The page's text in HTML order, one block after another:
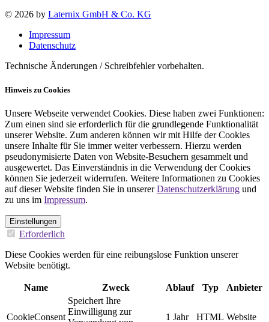
© 2026 by Laternix GmbH & Co. KG
Impressum
Datenschutz
Technische Änderungen / Schreibfehler vorbehalten.
Hinweis zu Cookies
Unsere Webseite verwendet Cookies. Diese haben zwei Funktionen:
Zum einen sind sie erforderlich für die grundlegende Funktionalität
unserer Website. Zum anderen können wir mit Hilfe der Cookies
unsere Inhalte für Sie immer weiter verbessern. Hierzu werden
pseudonymisierte Daten von Website-Besuchern gesammelt und
ausgewertet. Das Einverständnis in die Verwendung der Cookies
können Sie jederzeit widerrufen. Weitere Informationen zu Cookies
auf dieser Website finden Sie in unsererDatenschutzerklärung und
zu uns im Impressum.
Einstellungen
Erforderlich
Diese Cookies werden für eine reibungslose Funktion unserer
Website benötigt.
Name Zweck Ablauf Typ Anbieter
CookieConsent
Speichert Ihre
Einwilligung zur
1 Jahr HTML Website